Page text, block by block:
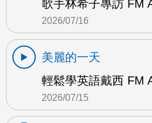
歌手林希子專訪 FM
2026/07/16
美麗的一天
輕鬆學英語戴西 FM
2026/07/15